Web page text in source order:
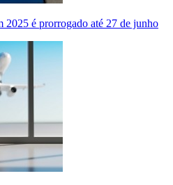
2025 é prorrogado até 27 de junho